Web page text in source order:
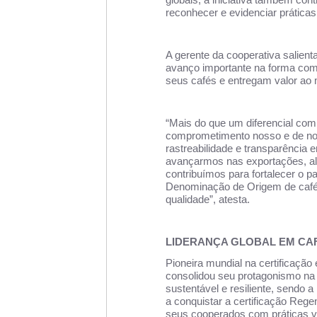
reconhecer e evidenciar
A gerente da cooperativa
avanço importante na forma
seus cafés e entregam valor ao
“Mais do que um diferencial
comprometimento nosso e de
rastreabilidade e transparência
avançarmos nas exportações,
contribuímos para fortalecer o
Denominação de Origem de
qualidade”, atesta.
LIDERANÇA GLOBAL EM
Pioneira mundial na
consolidou seu protagonismo
sustentável e resiliente, sendo
a conquistar a certificação
seus cooperados com práticas